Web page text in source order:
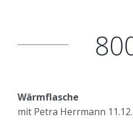
Wärmflasche
mit Petra Herrmann